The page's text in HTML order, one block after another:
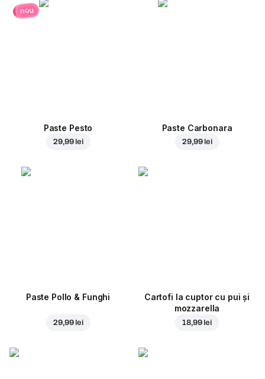
nou
Paste Pesto
29,99 lei
Paste Carbonara
29,99 lei
Paste Pollo & Funghi
29,99 lei
Cartofi la cuptor cu pui și
mozzarella
18,99 lei